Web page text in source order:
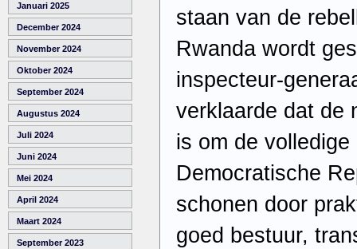
Januari 2025
December 2024
November 2024
Oktober 2024
September 2024
Augustus 2024
Juli 2024
Juni 2024
Mei 2024
April 2024
Maart 2024
September 2023
staan van de
Rwanda wordt
inspecteur-
verklaarde dat de
is om de
Democratische
schonen door
goed bestuur,